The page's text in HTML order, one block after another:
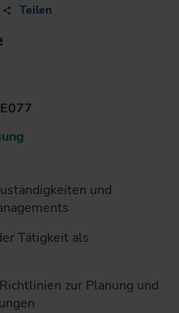
Teilen
und
Tätigkeit als
zur Planung und